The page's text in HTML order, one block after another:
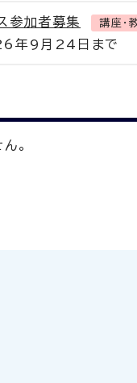
参加者募集 講座・
年9月24日まで
。